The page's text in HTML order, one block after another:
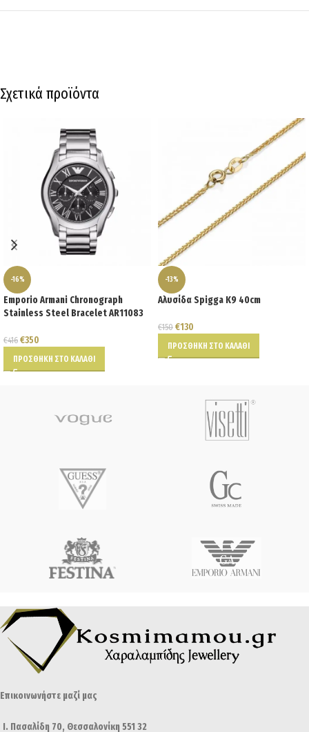
Σχετικά προϊόντα
-16%
Emporio Armani Chronograph
Stainless Steel Bracelet AR11083
€416 €350
ΠΡΟΣΘΉΚΗ ΣΤΟ ΚΑΛΆΘΙ
-13%
Αλυσίδα Spigga K9 40cm
€150 €130
ΠΡΟΣΘΉΚΗ ΣΤΟ ΚΑΛΆΘΙ
Επικοινωνήστε μαζί μας
Ι. Πασαλίδη 70, Θεσσαλονίκη 551 32